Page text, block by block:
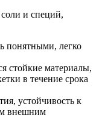
и специй,
понятными, легко
стойкие материалы,
в течение срока
устойчивость к
внешним